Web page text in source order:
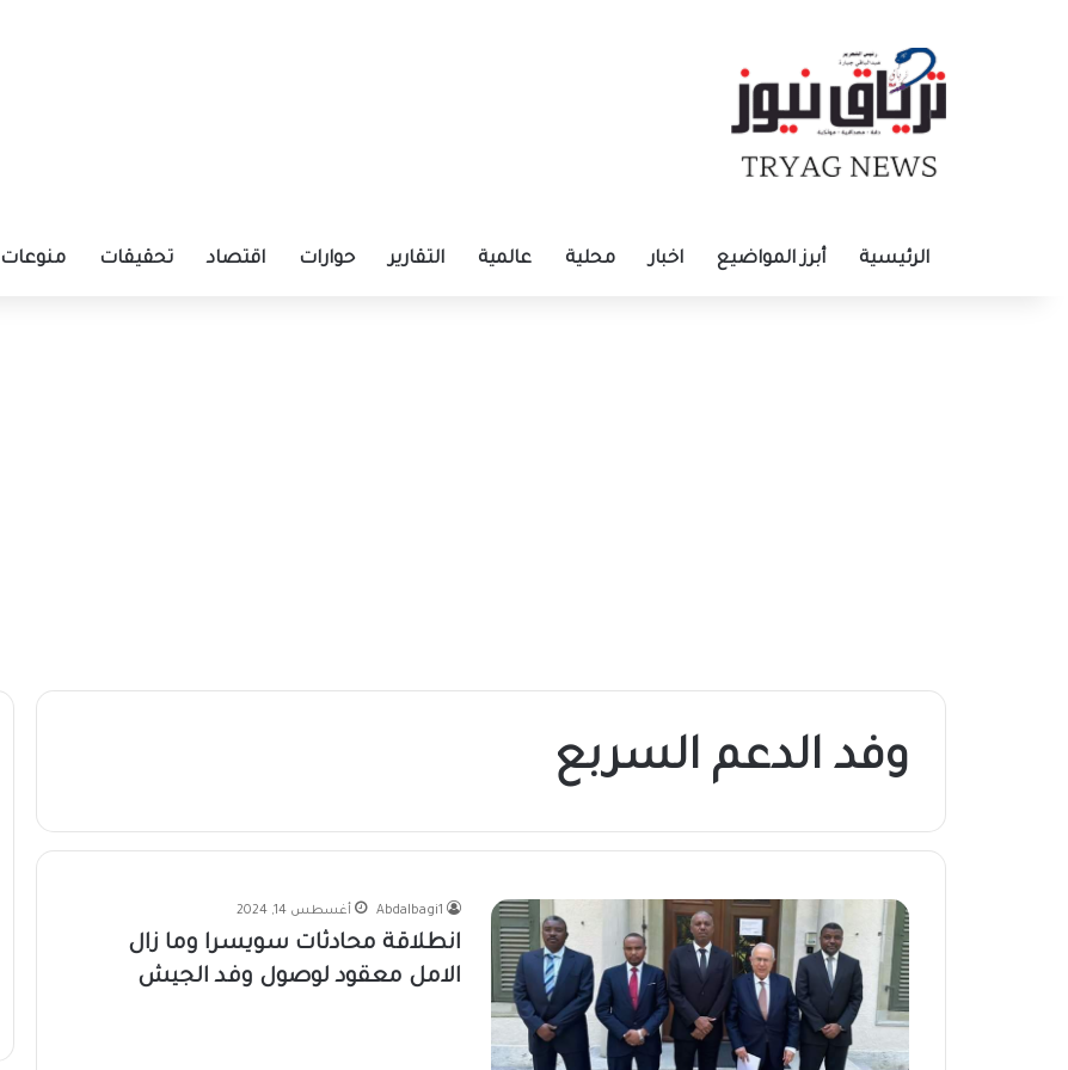
الرئيسية أبرز المواضيع اخبار محلية عالمية التقارير حوارات اقتصاد تحقيقات منوعات
وفد الدعم السربع
Abdalbagi1 أغسطس 14, 2024
انطلاقة محادثات سويسرا وما زال
الامل معقود لوصول وفد الجيش